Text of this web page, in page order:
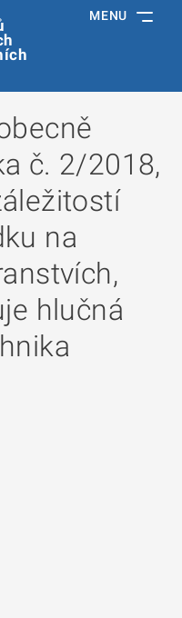
MENU
č. 2/2018,
na
hlučná